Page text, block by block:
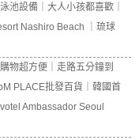
池設備｜大人小孩都喜歡｜
Nashiro Beach ｜琉球
物超方便｜走路五分鐘到
PLACE批發百貨｜韓國首
Ambassador Seoul